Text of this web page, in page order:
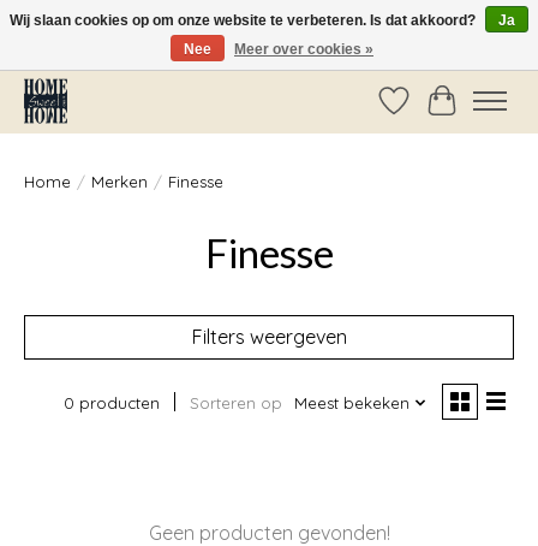
Vóór 14:00 besteld, dezelfde dag verzonden!
Verlanglijst
Home / Merken / Finesse
Finesse
Filters weergeven
0 producten Sorteren op Meest bekeken
Geen producten gevonden!
Wij slaan cookies op om onze website te verbeteren. Is dat akkoord?
Ja
Nee
Meer over cookies »